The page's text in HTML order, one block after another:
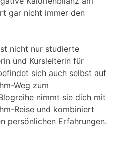
gar nicht immer den
nicht nur studierte
und Kursleiterin für
sich auch selbst auf
Weg zum
nimmt sie dich mit
Reise und kombiniert
persönlichen Erfahrungen.